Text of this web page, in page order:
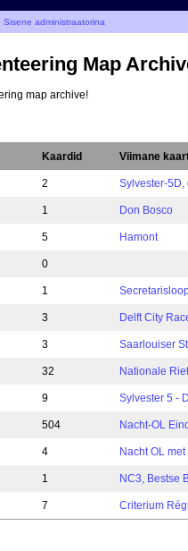
Sisene administraatorina
Map
map archive!
Kaardid Viimane
2 Sylvester-5D,
1 Don Bosco
5 Hamont
0
1
3 Delft City
3 Saarlouiser
32 Nationale
9 Sylvester 5 -
504 Nacht-OL
4 Nacht OL
1 NC3, Bestse
7 Criterium